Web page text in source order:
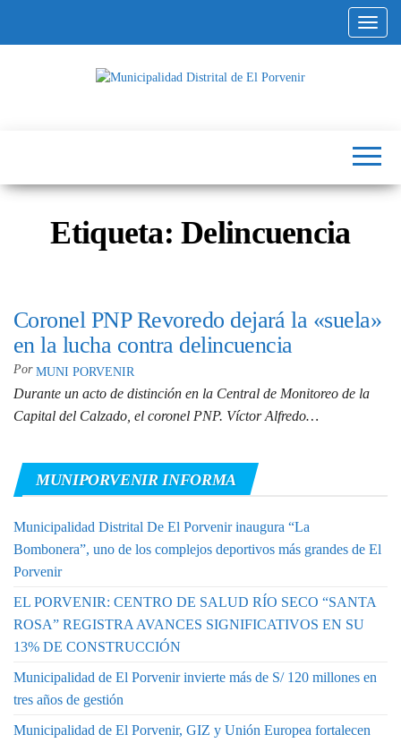
Etiqueta:Delincuencia
Coronel PNP Revoredo dejará la «suela»
en la lucha contra delincuencia
Por MUNI PORVENIR
Durante un acto de distinción en la Central de Monitoreo de la
Capital del Calzado, el coronel PNP. Víctor Alfredo…
MUNIPORVENIR INFORMA
Municipalidad Distrital De El Porvenir inaugura “La
Bombonera”, uno de los complejos deportivos más grandes de El
Porvenir
EL PORVENIR: CENTRO DE SALUD RÍO SECO “SANTA
ROSA” REGISTRA AVANCES SIGNIFICATIVOS EN SU
13% DE CONSTRUCCIÓN
Municipalidad de El Porvenir invierte más de S/ 120 millones en
tres años de gestión
Municipalidad de El Porvenir, GIZ y Unión Europea fortalecen